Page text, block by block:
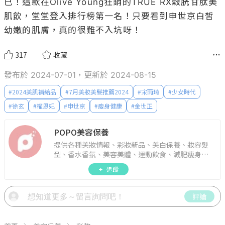
已！這款在Olive Young狂銷的TRUE RX穀胱甘肽美
肌飲，堂堂登入排行榜第一名！只要看到申世京白皙
幼嫩的肌膚，真的很難不入坑呀！
317 收藏
發布於 2024-07-01，更新於 2024-08-15
#2024美肌補給品 #7月美妝美髮推薦2024 #宋雨琦 #少女時代
#徐玄 #權恩妃 #申世京 #瘦身健康 #金世正
POPO美容保養
提供各種美妝情報、彩妝新品、美白保養、妝容髮
型、香水香氛、美容美體、運動飲食、減肥瘦身、
週年慶資訊。
追蹤
評論